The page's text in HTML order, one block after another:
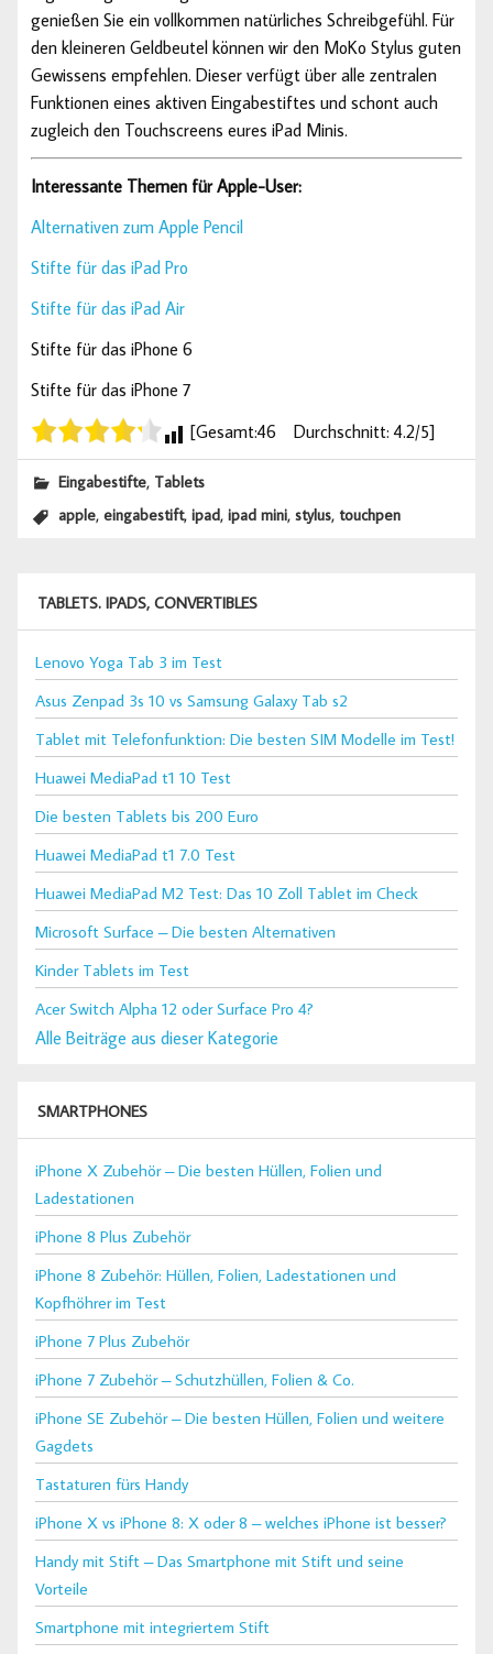
genießen Sie ein vollkommen natürliches Schreibgefühl. Für
den kleineren Geldbeutel können wir den MoKo Stylus guten
Gewissens empfehlen. Dieser verfügt über alle zentralen
Funktionen eines aktiven Eingabestiftes und schont auch
zugleich den Touchscreens eures iPad Minis.
Interessante Themen für Apple-User:
Alternativen zum Apple Pencil
Stifte für das iPad Pro
Stifte für das iPad Air
Stifte für das iPhone 6
Stifte für das iPhone 7
[Gesamt:46 Durchschnitt: 4.2/5]
Eingabestifte, Tablets
apple,eingabestift,ipad,ipad mini,stylus,touchpen
TABLETS. IPADS, CONVERTIBLES
Lenovo Yoga Tab 3 im Test
Asus Zenpad 3s 10 vs Samsung Galaxy Tab s2
Tablet mit Telefonfunktion: Die besten SIM Modelle im Test!
Huawei MediaPad t1 10 Test
Die besten Tablets bis 200 Euro
Huawei MediaPad t1 7.0 Test
Huawei MediaPad M2 Test: Das 10 Zoll Tablet im Check
Microsoft Surface – Die besten Alternativen
Kinder Tablets im Test
Acer Switch Alpha 12 oder Surface Pro 4?
Alle Beiträge aus dieser Kategorie
SMARTPHONES
iPhone X Zubehör – Die besten Hüllen, Folien und
Ladestationen
iPhone 8 Plus Zubehör
iPhone 8 Zubehör: Hüllen, Folien, Ladestationen und
Kopfhöhrer im Test
iPhone 7 Plus Zubehör
iPhone 7 Zubehör – Schutzhüllen, Folien & Co.
iPhone SE Zubehör – Die besten Hüllen, Folien und weitere
Gagdets
Tastaturen fürs Handy
iPhone X vs iPhone 8: X oder 8 – welches iPhone ist besser?
Handy mit Stift – Das Smartphone mit Stift und seine
Vorteile
Smartphone mit integriertem Stift